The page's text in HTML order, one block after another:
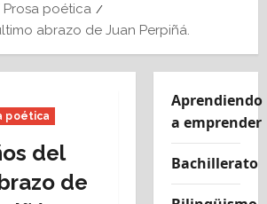
poética
abrazo de Juan Perpiñá.
poética
del
de
Aprendiendo
a emprender
Bachillerato